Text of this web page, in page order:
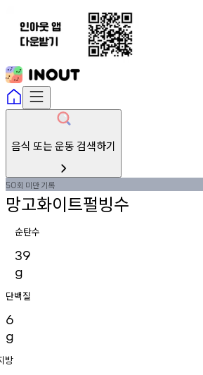
음식 또는 운동 검색하기
50회 미만기록
망고화이트펄빙수
순탄수
39
g
단백질
6
g
방